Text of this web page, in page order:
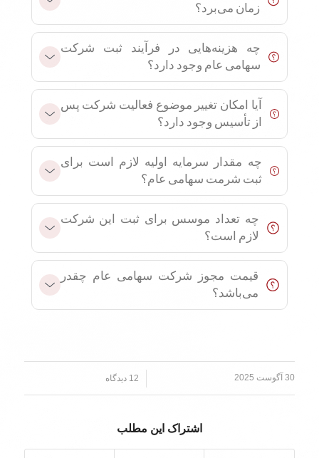
زمان می‌برد؟
چه هزینه‌هایی در فرآیند ثبت شرکت
سهامی عام وجود دارد؟
آیا امکان تغییر موضوع فعالیت شرکت پس
از تأسیس وجود دارد؟
چه مقدار سرمایه اولیه لازم است برای
ثبت شرمت سهامی عام؟
چه تعداد موسس برای ثبت این شرکت
لازم است؟
قیمت مجوز شرکت سهامی عام چقدر
می‌باشد؟
30 آگوست 2025 12 دیدگاه
اشتراک این مطلب